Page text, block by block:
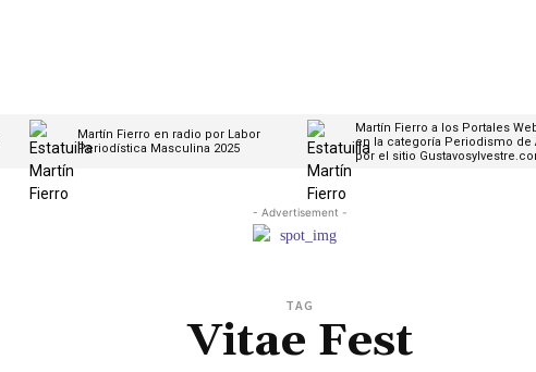
Martín Fierro en radio por Labor
Periodística Masculina 2025
Martín Fierro a los Portales
en la categoría Periodismo de
por el sitio
- Advertisement -
TAG
Vitae Fest